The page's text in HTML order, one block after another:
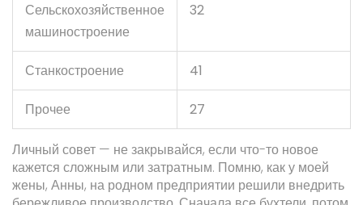
Сельскохозяйственное
машиностроение
32
Станкостроение 41
Прочее 27
Личный совет — не закрывайся, если что-то новое
кажется сложным или затратным. Помню, как у моей
жены, Анны, на родном предприятии решили внедрить